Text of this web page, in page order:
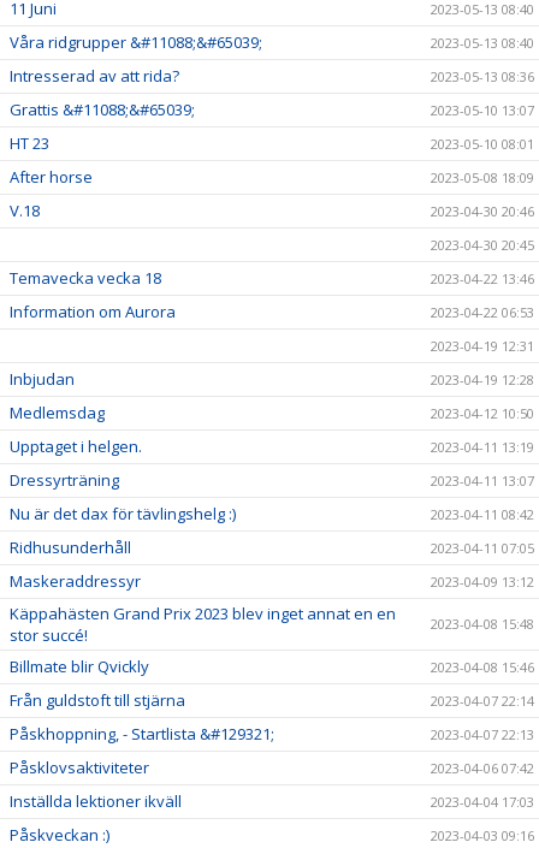
11 Juni 2023-05-13 08:40
Våra ridgrupper &#11088;&#65039; 2023-05-13 08:40
Intresserad av att rida? 2023-05-13 08:36
Grattis &#11088;&#65039; 2023-05-10 13:07
HT 23 2023-05-10 08:01
After horse 2023-05-08 18:09
V.18
2023-04-30 20:46
2023-04-30 20:45
Temavecka vecka 18 2023-04-22 13:46
Information om Aurora
2023-04-22 06:53
2023-04-19 12:31
Inbjudan 2023-04-19 12:28
Medlemsdag 2023-04-12 10:50
Upptaget i helgen. 2023-04-11 13:19
Dressyrträning 2023-04-11 13:07
Nu är det dax för tävlingshelg :) 2023-04-11 08:42
Ridhusunderhåll 2023-04-11 07:05
Maskeraddressyr 2023-04-09 13:12
Käppahästen Grand Prix 2023 blev inget annat en en
stor succé!
2023-04-08 15:48
Billmate blir Qvickly 2023-04-08 15:46
Från guldstoft till stjärna 2023-04-07 22:14
Påskhoppning, - Startlista &#129321; 2023-04-07 22:13
Påsklovsaktiviteter 2023-04-06 07:42
Inställda lektioner ikväll 2023-04-04 17:03
Påskveckan :) 2023-04-03 09:16